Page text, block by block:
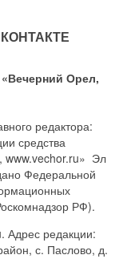
Орел,
редактора:
средства
Эл
Федеральной
РФ).
Адрес редакции:
с. Паслово, д.